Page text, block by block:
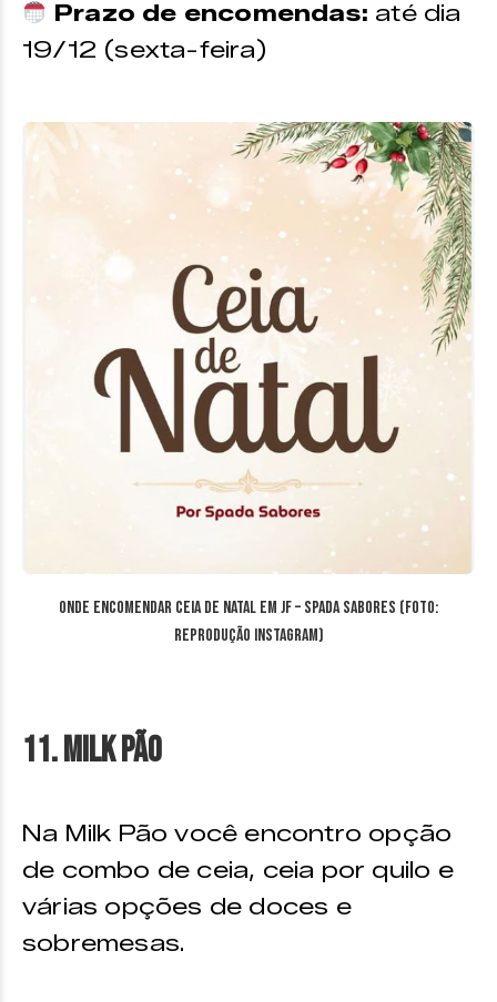
Prazo de encomendas: até dia
19/12 (sexta-feira)
Onde encomendar ceia de Natal em JF – Spada Sabores (Foto:
reprodução Instagram)
11. Milk Pão
Na Milk Pão você encontro opção
de combo de ceia, ceia por quilo e
várias opções de doces e
sobremesas.